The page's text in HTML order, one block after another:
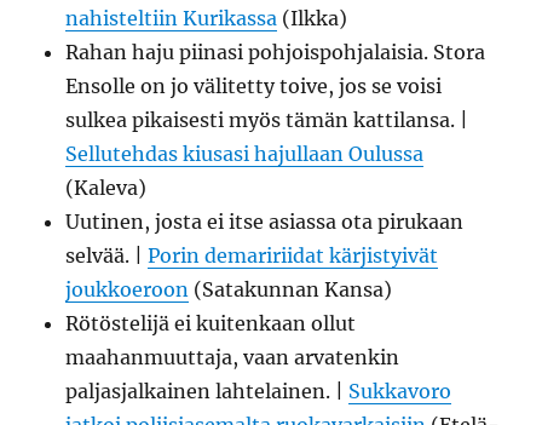
nahisteltiin Kurikassa (Ilkka)
Rahan haju piinasi pohjoispohjalaisia. Stora
Ensolle on jo välitetty toive, jos se voisi
sulkea pikaisesti myös tämän kattilansa. |
Sellutehdas kiusasi hajullaan Oulussa
(Kaleva)
Uutinen, josta ei itse asiassa ota pirukaan
selvää. |Porin demaririidat kärjistyivät
joukkoeroon (Satakunnan Kansa)
Rötöstelijä ei kuitenkaan ollut
maahanmuuttaja, vaan arvatenkin
paljasjalkainen lahtelainen. | Sukkavoro